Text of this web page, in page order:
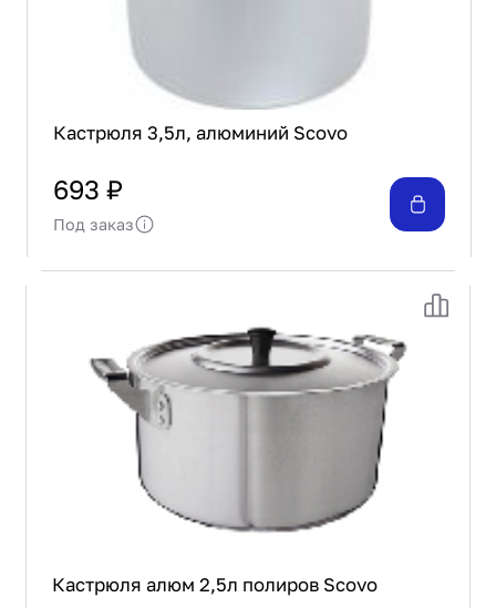
Кастрюля 3,5л, алюминий Scovo
693 ₽
Под заказ
Кастрюля алюм 2,5л полиров Scovo